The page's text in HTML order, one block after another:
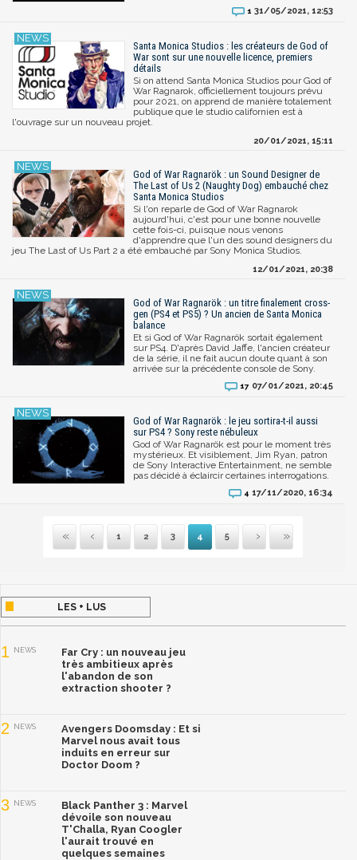
1 31/05/2021, 12:53
Santa Monica Studios : les créateurs de God of
War sont sur une nouvelle licence, premiers
détails
Si on attend Santa Monica Studios pour God of
War Ragnarok, officiellement toujours prévu
pour 2021, on apprend de manière totalement
publique que le studio californien est à
l'ouvrage sur un nouveau projet.
20/01/2021, 15:11
God of War Ragnarök : un Sound Designer de
The Last of Us 2 (Naughty Dog) embauché chez
Santa Monica Studios
Si l'on reparle de God of War Ragnarok
aujourd'hui, c'est pour une bonne nouvelle
cette fois-ci, puisque nous venons
d'apprendre que l'un des sound designers du
jeu The Last of Us Part 2 a été embauché par Sony Monica Studios.
12/01/2021, 20:38
God of War Ragnarök : un titre finalement cross-
gen (PS4 et PS5) ? Un ancien de Santa Monica
balance
Et si God of War Ragnarök sortait également
sur PS4. D'après David Jaffe, l'ancien créateur
de la série, il ne fait aucun doute quant à son
arrivée sur la précédente console de Sony.
17 07/01/2021, 20:45
God of War Ragnarök : le jeu sortira-t-il aussi
sur PS4 ? Sony reste nébuleux
God of War Ragnarök est pour le moment très
mystérieux. Et visiblement, Jim Ryan, patron
de Sony Interactive Entertainment, ne semble
pas décidé à éclaircir certaines interrogations.
4 17/11/2020, 16:34
Première
Précédente
1 2 3 4 5
Suivante
Dernière
LES + LUS
1 NEWS
Far Cry : un nouveau jeu
très ambitieux après
l'abandon de son
extraction shooter ?
2 NEWS
Avengers Doomsday : Et si
Marvel nous avait tous
induits en erreur sur
Doctor Doom ?
3 NEWS
Black Panther 3 : Marvel
dévoile son nouveau
T'Challa, Ryan Coogler
l'aurait trouvé en
quelques semaines